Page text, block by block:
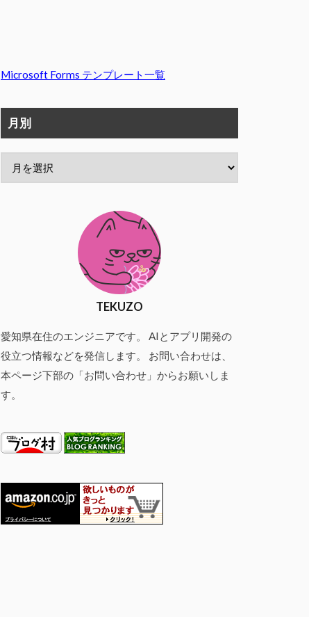
Microsoft Forms テンプレート一覧
月別
TEKUZO
愛知県在住のエンジニアです。 AIとアプリ開発の
役立つ情報などを発信します。 お問い合わせは、
本ページ下部の「お問い合わせ」からお願いしま
す。